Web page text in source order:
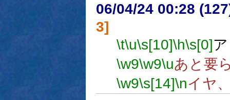
06/04/24 00:28
3]
\t\u\s[10]\h\s[0]
\w9\w9\uあと要
\w9\s[14]\nイヤ